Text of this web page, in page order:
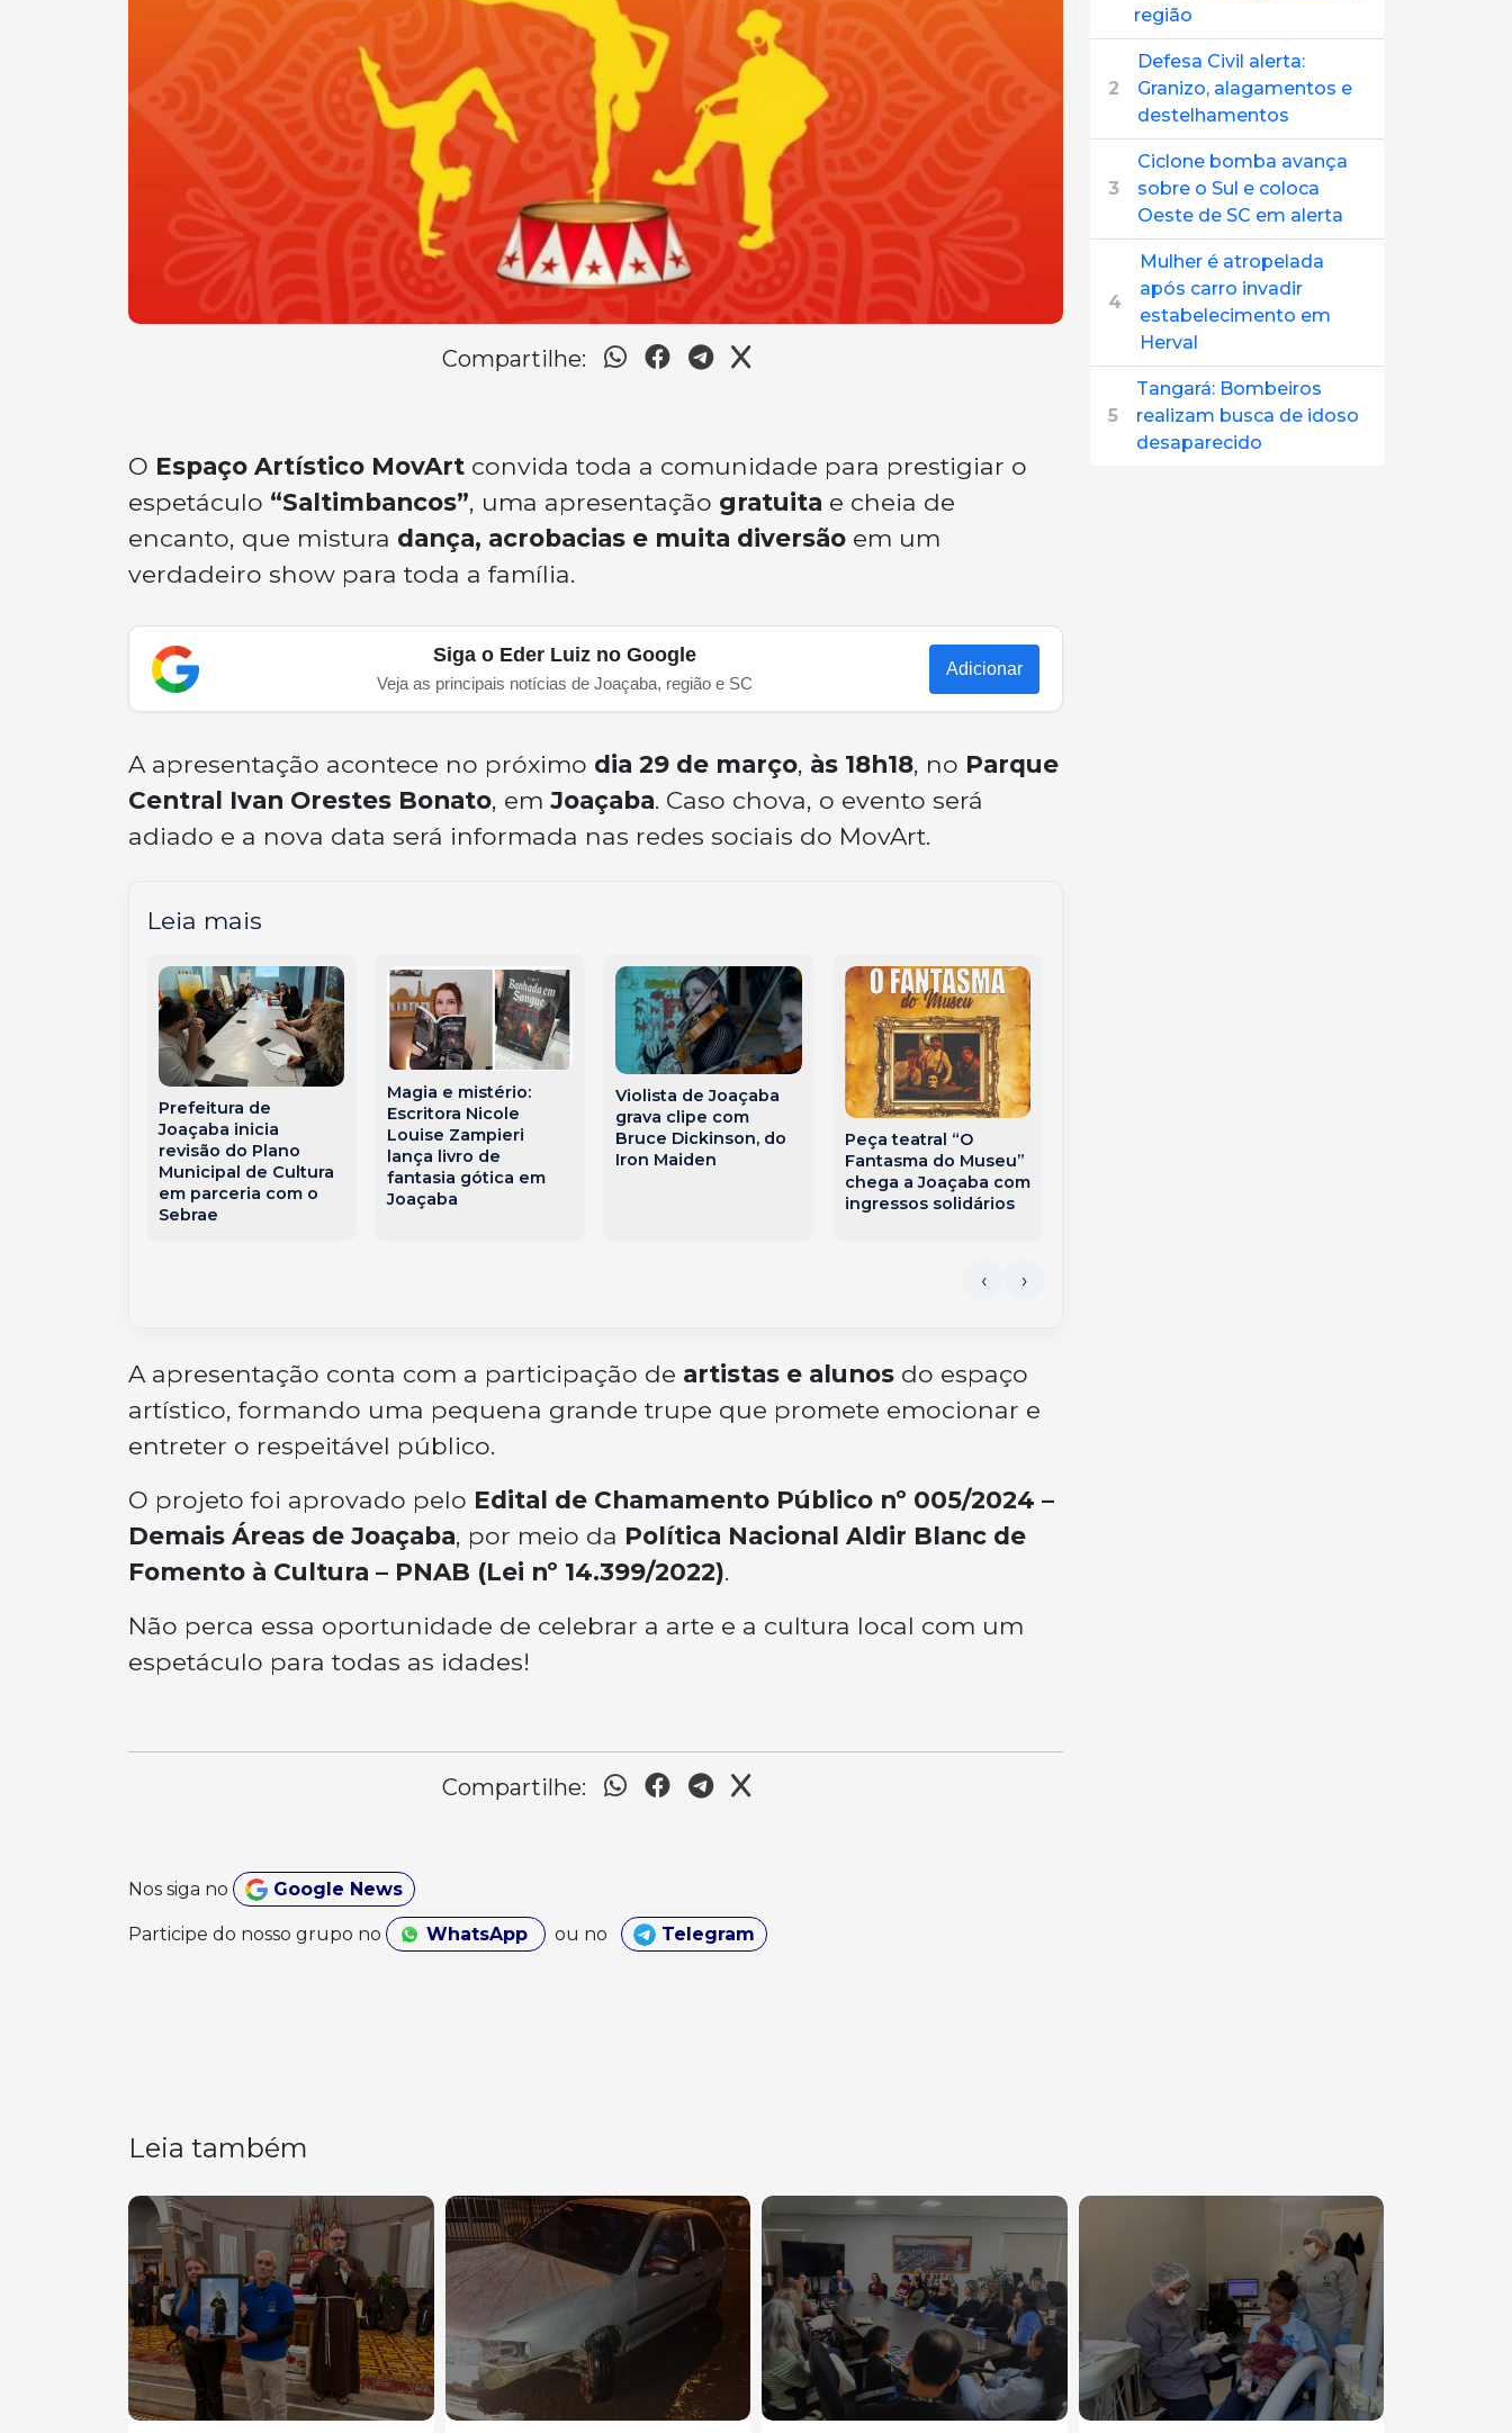
Compartilhe:
O Espaço Artístico MovArt convida toda a comunidade para prestigiar o
espetáculo “Saltimbancos”, uma apresentação gratuita e cheia de
encanto, que mistura dança, acrobacias e muita diversão em um
verdadeiro show para toda a família.
Siga o Eder Luiz no Google
Veja as principais notícias de Joaçaba, região e SC
Adicionar
A apresentação acontece no próximo dia 29 de março, às 18h18, no Parque
Central Ivan Orestes Bonato, em Joaçaba. Caso chova, o evento será
adiado e a nova data será informada nas redes sociais do MovArt.
Leia mais
Prefeitura de
Joaçaba inicia
revisão do Plano
Municipal de Cultura
em parceria com o
Sebrae
Magia e mistério:
Escritora Nicole
Louise Zampieri
lança livro de
fantasia gótica em
Joaçaba
Violista de Joaçaba
grava clipe com
Bruce Dickinson, do
Iron Maiden
Peça teatral “O
Fantasma do Museu”
chega a Joaçaba com
ingressos solidários
A apresentação conta com a participação de artistas e alunos do espaço
artístico, formando uma pequena grande trupe que promete emocionar e
entreter o respeitável público.
O projeto foi aprovado pelo Edital de Chamamento Público nº 005/2024 –
Demais Áreas de Joaçaba, por meio da Política Nacional Aldir Blanc de
Fomento à Cultura – PNAB (Lei nº 14.399/2022).
Não perca essa oportunidade de celebrar a arte e a cultura local com um
espetáculo para todas as idades!
Compartilhe:
Nos siga no Google News
Participe do nosso grupo no WhatsApp ou no Telegram
região
2
Defesa Civil alerta:
Granizo, alagamentos e
destelhamentos
3
Ciclone bomba avança
sobre o Sul e coloca
Oeste de SC em alerta
4
Mulher é atropelada
após carro invadir
estabelecimento em
Herval
5
Tangará: Bombeiros
realizam busca de idoso
desaparecido
Leia também